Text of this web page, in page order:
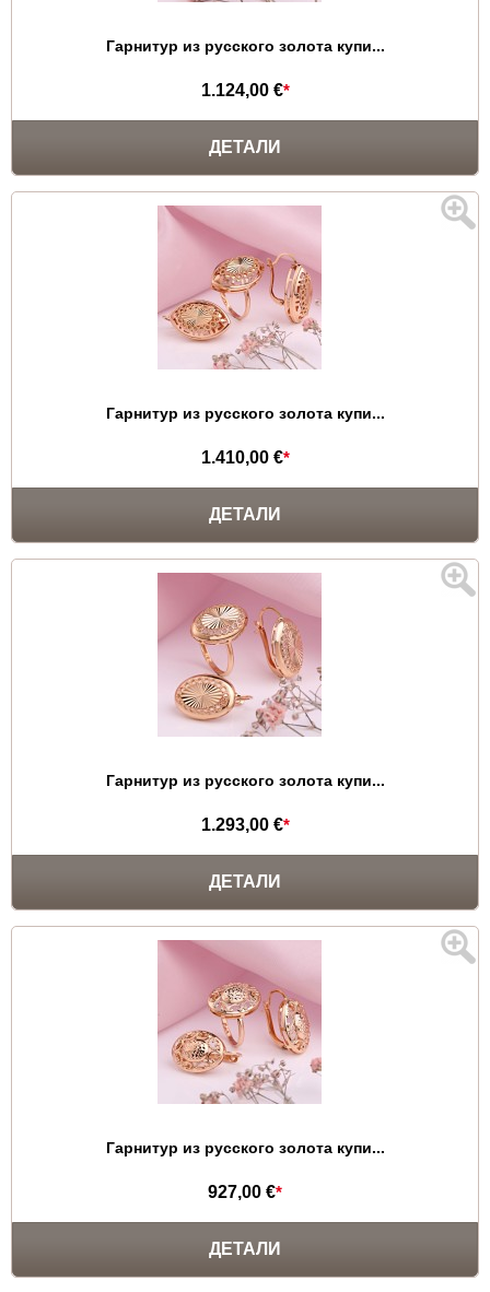
Гарнитур из русского золота купи...
1.124,00 €*
ДЕТАЛИ
Гарнитур из русского золота купи...
1.410,00 €*
ДЕТАЛИ
Гарнитур из русского золота купи...
1.293,00 €*
ДЕТАЛИ
Гарнитур из русского золота купи...
927,00 €*
ДЕТАЛИ